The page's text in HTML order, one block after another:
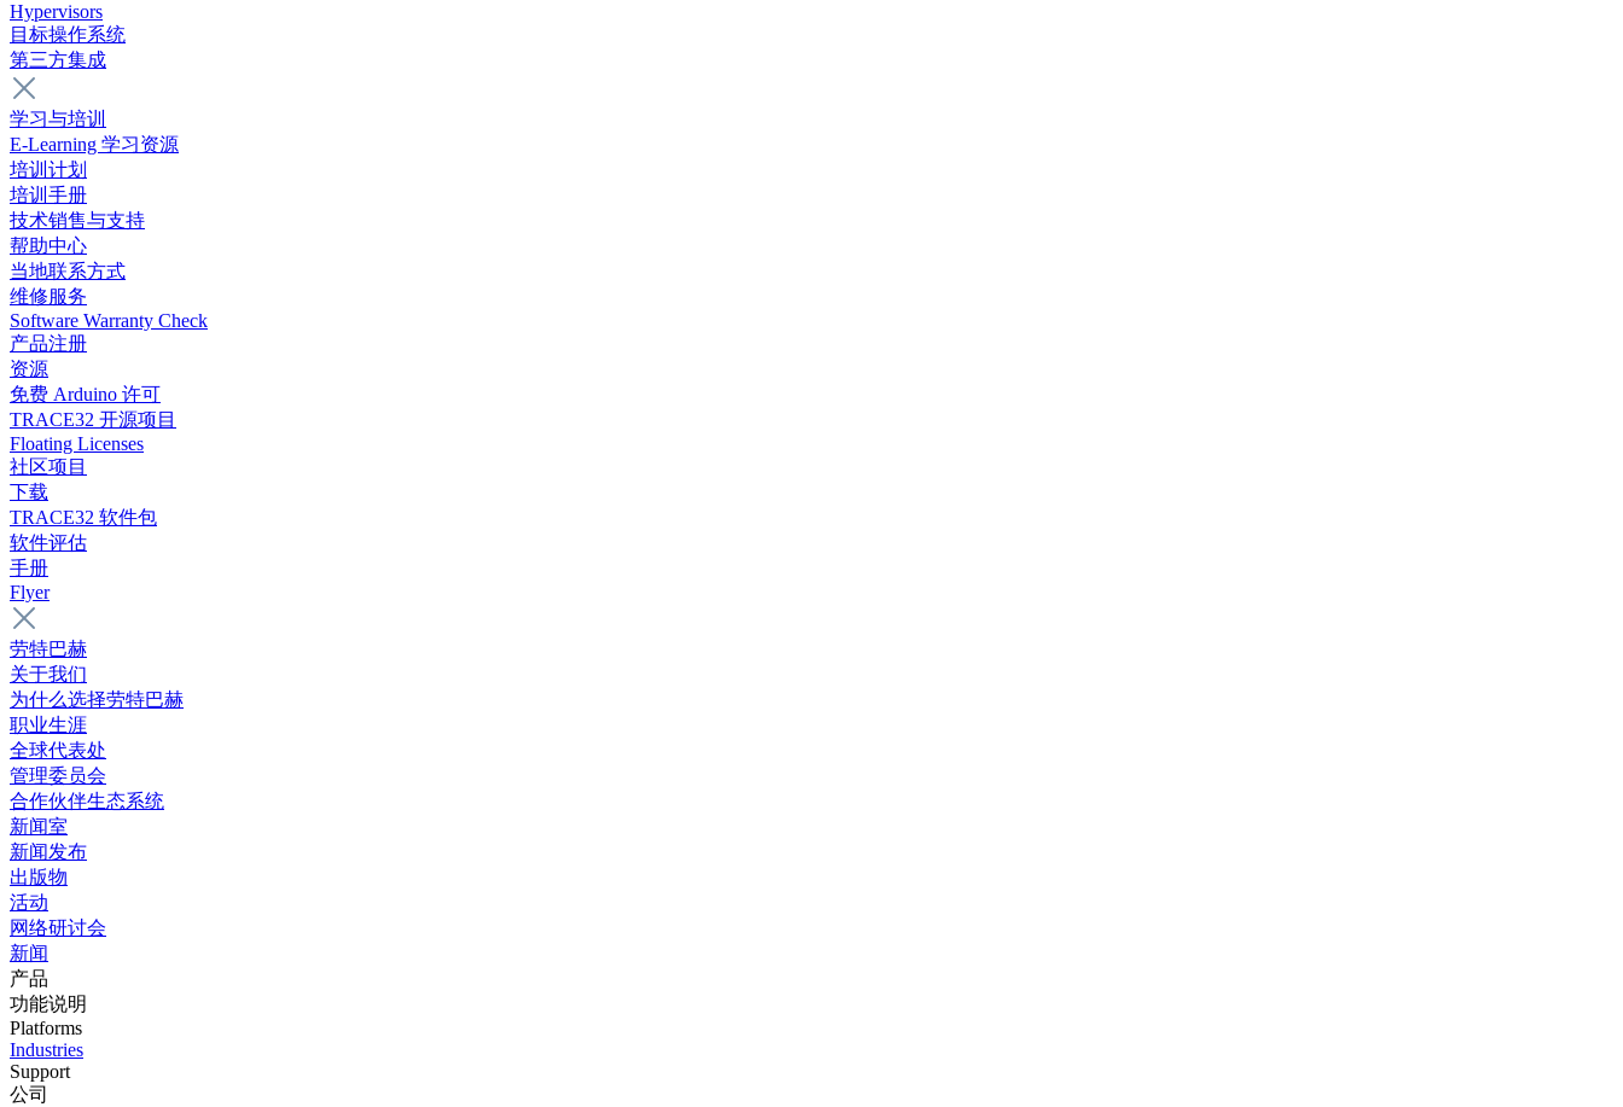
Hypervisors
目标操作系统
第三方集成
学习与培训
E-Learning 学习资源
培训计划
培训手册
技术销售与支持
帮助中心
当地联系方式
维修服务
Software Warranty Check
产品注册
资源
免费 Arduino 许可
TRACE32 开源项目
Floating Licenses
社区项目
下载
TRACE32 软件包
软件评估
手册
Flyer
劳特巴赫
关于我们
为什么选择劳特巴赫
职业生涯
全球代表处
管理委员会
合作伙伴生态系统
新闻室
新闻发布
出版物
活动
网络研讨会
新闻
产品
功能说明
Platforms
Industries
Support
公司